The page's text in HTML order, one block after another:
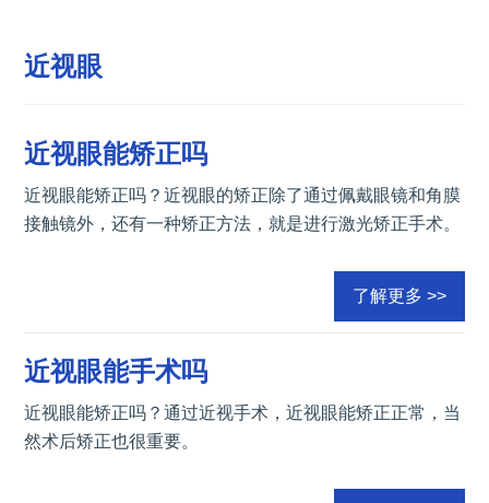
近视眼
近视眼能矫正吗
近视眼能矫正吗？近视眼的矫正除了通过佩戴眼镜和角膜
接触镜外，还有一种矫正方法，就是进行激光矫正手术。
了解更多 >>
近视眼能手术吗
近视眼能矫正吗？通过近视手术，近视眼能矫正正常，当
然术后矫正也很重要。